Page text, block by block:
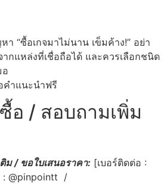
“ซื้อเกจมาไม่นาน เข็มค้าง!” อย่า
กแหล่งที่เชื่อถือได้ และควรเลือกชนิด
อ
คำแนะนำฟรี
อ / สอบถามเพิ่ม
ม / ขอใบเสนอราคา: [เบอร์ติดต่อ :
: @pinpointt /